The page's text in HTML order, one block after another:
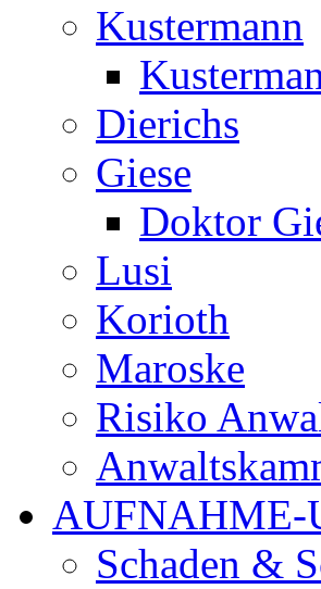
Kustermann
Dierichs
Giese
Doktor
Lusi
Korioth
Maroske
Risiko
AUFNAHME-
Schaden &